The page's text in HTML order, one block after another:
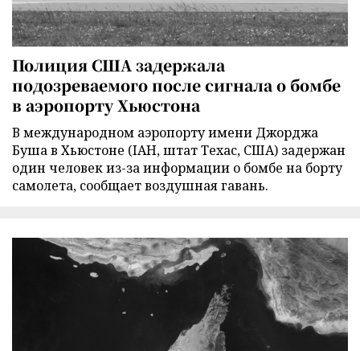
Полиция США задержала
подозреваемого после сигнала о бомбе
в аэропорту Хьюстона
В международном аэропорту имени Джорджа
Буша в Хьюстоне (IAH, штат Техас, США) задержан
один человек из-за информации о бомбе на борту
самолета, сообщает воздушная гавань.